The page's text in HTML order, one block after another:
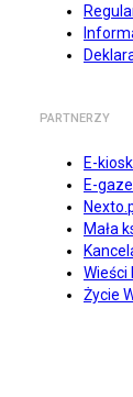
PARTNERZY
E-
E-
Mała
Wieści
Życie